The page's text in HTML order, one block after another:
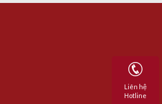
Liên hệ
Hotline